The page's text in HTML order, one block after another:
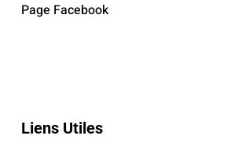
Page Facebook
Liens Utiles